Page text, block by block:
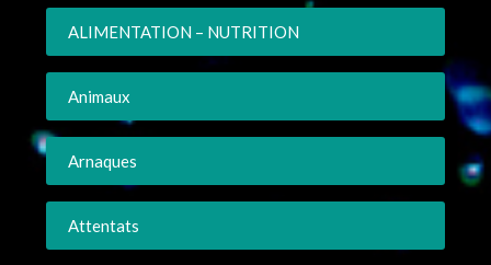
ALIMENTATION – NUTRITION
Animaux
Arnaques
Attentats